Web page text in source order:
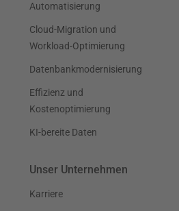
Automatisierung
Cloud-Migration und
Workload-Optimierung
Datenbankmodernisierung
Effizienz und
Kostenoptimierung
KI-bereite Daten
Unser Unternehmen
Karriere